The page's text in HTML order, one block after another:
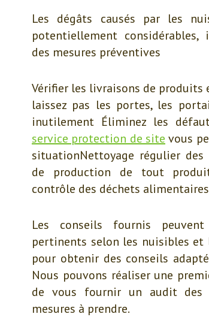
Les dégâts causés par les
potentiellement
des mesures préventives
Vérifier les livraisons de produits
laissez pas les portes, les
inutilement Éliminez les
service protection de site vous
situationNettoyage régulier
de production de tout
contrôle des déchets
Les conseils fournis
pertinents selon les nuisibles et
pour obtenir des conseils
Nous pouvons réaliser une
de vous fournir un audit des
mesures à prendre.